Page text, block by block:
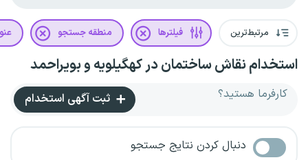
مرتبط‌ترین فیلترها منطقه جستجو
استخدام نقاش ساختمان در کهگیلویه و بویراحمد
کارفرما هستید؟ ثبت آگهی استخدام
دنبال کردن نتایج جستجو